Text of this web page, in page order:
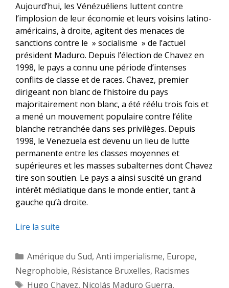
Aujourd’hui, les Vénézuéliens luttent contre
l’implosion de leur économie et leurs voisins latino-
américains, à droite, agitent des menaces de
sanctions contre le » socialisme » de l’actuel
président Maduro. Depuis l’élection de Chavez en
1998, le pays a connu une période d’intenses
conflits de classe et de races. Chavez, premier
dirigeant non blanc de l’histoire du pays
majoritairement non blanc, a été réélu trois fois et
a mené un mouvement populaire contre l’élite
blanche retranchée dans ses privilèges. Depuis
1998, le Venezuela est devenu un lieu de lutte
permanente entre les classes moyennes et
supérieures et les masses subalternes dont Chavez
tire son soutien. Le pays a ainsi suscité un grand
intérêt médiatique dans le monde entier, tant à
gauche qu’à droite.
Lire la suite
Catégories
Amérique du Sud, Anti imperialisme, Europe,
Negrophobie, Résistance Bruxelles, Racismes
Étiquettes
Hugo Chavez, Nicolás Maduro Guerra,